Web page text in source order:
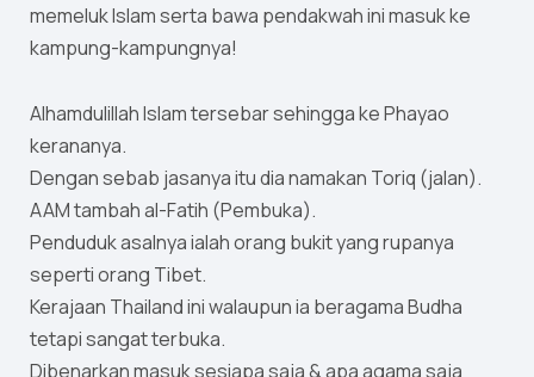
memeluk Islam serta bawa pendakwah ini masuk ke
kampung-kampungnya!
Alhamdulillah Islam tersebar sehingga ke Phayao
kerananya.
Dengan sebab jasanya itu dia namakan Toriq (jalan).
AAM tambah al-Fatih (Pembuka).
Penduduk asalnya ialah orang bukit yang rupanya
seperti orang Tibet.
Kerajaan Thailand ini walaupun ia beragama Budha
tetapi sangat terbuka.
Dibenarkan masuk sesiapa saja & apa agama saja